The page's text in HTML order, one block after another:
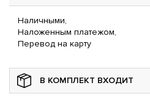
Наличными,
Наложенным платежом,
Перевод на карту
В КОМПЛЕКТ ВХОДИТ